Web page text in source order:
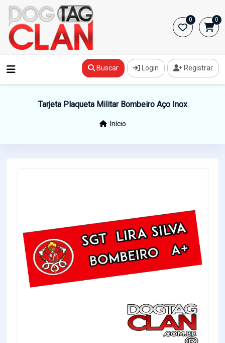
0 0
Buscar Login Registrar
Tarjeta Plaqueta Militar Bombeiro Aço Inox
Início